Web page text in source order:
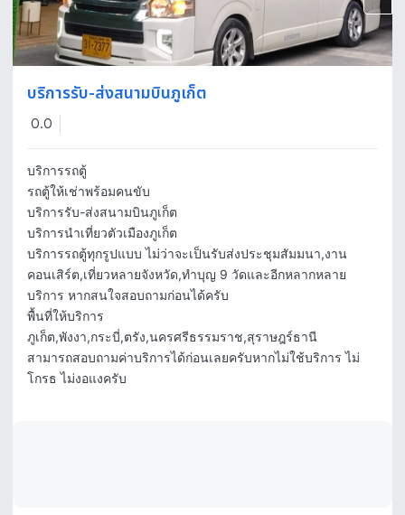
บริการรับ-ส่งสนามบินภูเก็ต
0.0
บริการรถตู้
รถตู้ให้เช่าพร้อมคนขับ
บริการรับ-ส่งสนามบินภูเก็ต
บริการนำเที่ยวตัวเมืองภูเก็ต
บริการรถตู้ทุกรูปแบบ ไม่ว่าจะเป็นรับส่งประชุมสัมมนา,งาน
คอนเสิร์ต,เที่ยวหลายจังหวัด,ทำบุญ 9 วัดและอีกหลากหลาย
บริการ หากสนใจสอบถามก่อนได้ครับ
พื้นที่ให้บริการ
ภูเก็ต,พังงา,กระบี่,ตรัง,นครศรีธรรมราช,สุราษฎร์ธานี
สามารถสอบถามค่าบริการได้ก่อนเลยครับหากไม่ใช้บริการ ไม่
โกรธ ไม่งอแงครับ